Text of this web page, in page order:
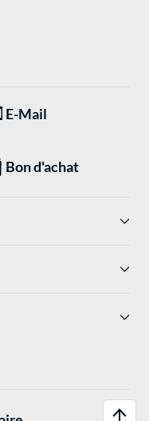
E-Mail
Bon d'achat